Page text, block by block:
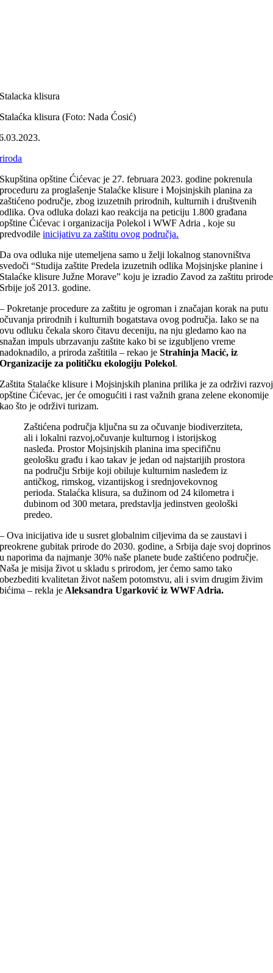
Stalacka klisura
Stalaćka klisura (Foto: Nada Ćosić)
Skupština opštine Ćićevac je 27. februara 2023. godine pokrenula
proceduru za proglašenje Stalaćke klisure i Mojsinjskih planina za
zaštićeno područje, zbog izuzetnih prirodnih, kulturnih i društvenih
odlika. Ova odluka dolazi kao reakcija na peticiju 1.800 građana
opštine Ćićevac i organizacija Polekol i WWF Adria , koje su
predvodileinicijativu za zaštitu ovog područja.
Da ova odluka nije utemeljena samo u želji lokalnog stanovništva
svedoči “Studija zaštite Predela izuzetnih odlika Mojsinjske planine i
Stalaćke klisure Južne Morave” koju je izradio Zavod za zaštitu prirode
Srbije još 2013. godine.
– Pokretanje procedure za zaštitu je ogroman i značajan korak na putu
očuvanja prirodnih i kulturnih bogatstava ovog područja. Iako se na
ovu odluku čekala skoro čitavu deceniju, na nju gledamo kao na
snažan impuls ubrzavanju zaštite kako bi se izgubljeno vreme
nadoknadilo, a priroda zaštitila – rekao jeStrahinja Macić, iz
Organizacije za političku ekologiju Polekol.
Zaštita Stalaćke klisure i Mojsinjskih planina prilika je za održivi razvoj
opštine Ćićevac, jer će omogućiti i rast važnih grana zelene ekonomije
kao što je održivi turizam.
Zaštićena područja ključna su za očuvanje biodiverziteta,
ali i lokalni razvoj,očuvanje kulturnog i istorijskog
nasleđa. Prostor Mojsinjskih planina ima specifičnu
geološku građu i kao takav je jedan od najstarijih prostora
na području Srbije koji obiluje kulturnim nasleđem iz
antičkog, rimskog, vizantijskog i srednjovekovnog
perioda. Stalaćka klisura, sa dužinom od 24 kilometra i
dubinom od 300 metara, predstavlja jedinstven geološki
predeo.
– Ova inicijativa ide u susret globalnim ciljevima da se zaustavi i
preokrene gubitak prirode do 2030. godine, a Srbija daje svoj doprinos
u naporima da najmanje 30% naše planete bude zaštićeno područje.
Naša je misija život u skladu s prirodom, jer ćemo samo tako
obezbediti kvalitetan život našem potomstvu, ali i svim drugim živim
bićima – rekla je Aleksandra Ugarković iz WWF Adria.